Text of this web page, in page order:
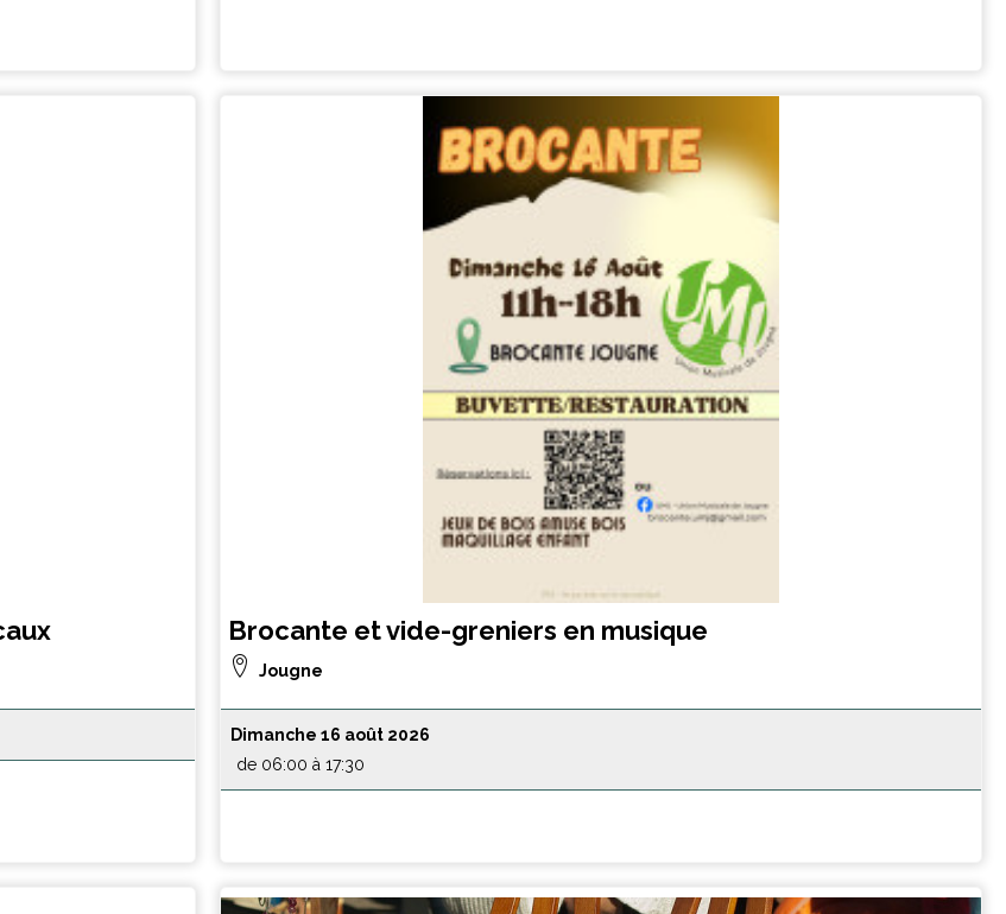
Brocante et vide-greniers en musique
Jougne
Dimanche 16 août 2026
de 06:00 à 17:30